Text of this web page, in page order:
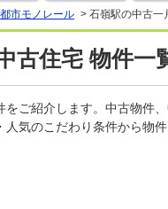
市モノレール > 石嶺駅の中古一
古住宅 物件一
ご紹介します。中古物件
気のこだわり条件から物